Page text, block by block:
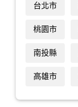
台北市
桃園市
南投縣
高雄市